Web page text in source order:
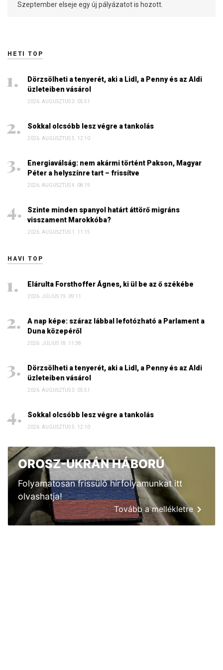
Szeptember elseje egy új pályázatot is hozott.
HETI TOP
Dörzsölheti a tenyerét, aki a Lidl, a Penny és az Aldi
üzleteiben vásárol
2026. AUGUSZTUS 3. 05:51
Sokkal olcsóbb lesz végre a tankolás
2026. AUGUSZTUS 5. 12:10
Energiaválság: nem akármi történt Pakson, Magyar
Péter a helyszínre tart – frissítve
2026. AUGUSZTUS 4. 08:19
Szinte minden spanyol határt áttörő migráns
visszament Marokkóba?
2026. AUGUSZTUS 1. 11:15
HAVI TOP
Elárulta Forsthoffer Ágnes, ki ül be az ő székébe
2026. JÚLIUS 19. 09:11
A nap képe: száraz lábbal lefotózható a Parlament a
Duna közepéről
2026. JÚLIUS 18. 11:38
Dörzsölheti a tenyerét, aki a Lidl, a Penny és az Aldi
üzleteiben vásárol
2026. AUGUSZTUS 3. 05:51
Sokkal olcsóbb lesz végre a tankolás
2026. AUGUSZTUS 5. 12:10
OROSZ-UKRÁN HÁBORÚ
Folyamatosan frissülő hírfolyamunkat itt
olvashatja!
Tovább a mellékletre